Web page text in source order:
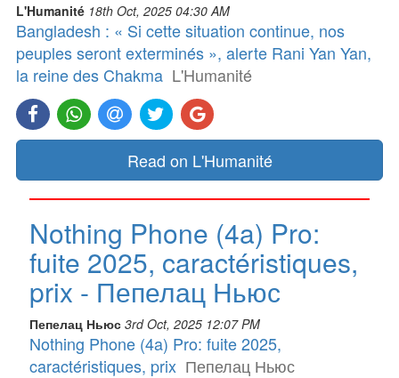
L'Humanité 18th Oct, 2025 04:30 AM
Bangladesh : « Si cette situation continue, nos
peuples seront exterminés », alerte Rani Yan Yan,
la reine des Chakma L'Humanité
Read on L'Humanité
Nothing Phone (4a) Pro:
fuite 2025, caractéristiques,
prix - Пепелац Ньюс
Пепелац Ньюс 3rd Oct, 2025 12:07 PM
Nothing Phone (4a) Pro: fuite 2025,
caractéristiques, prix Пепелац Ньюс